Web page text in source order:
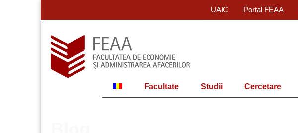
UAIC Portal FEAA
Facultate Studii Cercetare